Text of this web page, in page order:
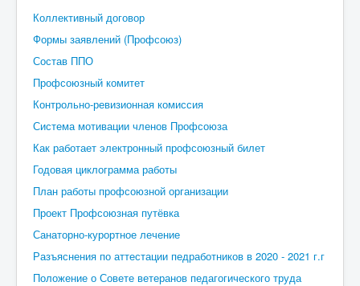
Коллективный договор
Формы заявлений (Профсоюз)
Состав ППО
Профсоюзный комитет
Контрольно-ревизионная комиссия
Система мотивации членов Профсоюза
Как работает электронный профсоюзный билет
Годовая циклограмма работы
План работы профсоюзной организации
Проект Профсоюзная путёвка
Санаторно-курортное лечение
Разъяснения по аттестации педработников в 2020 - 2021 г.г
Положение о Совете ветеранов педагогического труда